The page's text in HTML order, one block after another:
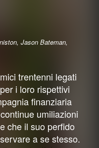
Jason Bateman,
trentenni legati
i loro rispettivi
finanziaria
umiliazioni
che il suo perfido
a se stesso.